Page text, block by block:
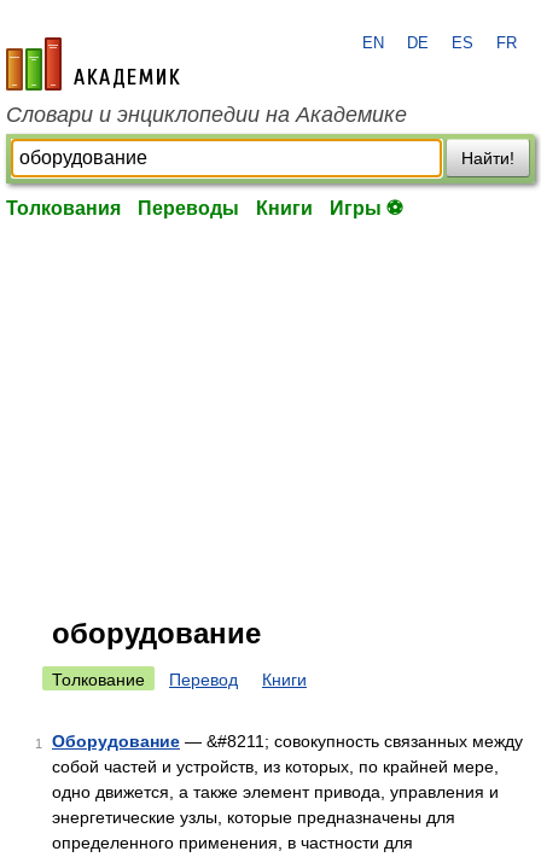
academic.ru
EN DE ES FR
Словари и энциклопедии на Академике
Найти!
Толкования Переводы Книги Игры ⚽
оборудование
Толкование Перевод Книги
1 Оборудование — &#8211; совокупность связанных между
собой частей и устройств, из которых, по крайней мере,
одно движется, а также элемент привода, управления и
энергетические узлы, которые предназначены для
определенного применения, в частности для